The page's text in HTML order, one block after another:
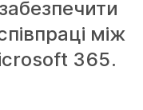
між
365.